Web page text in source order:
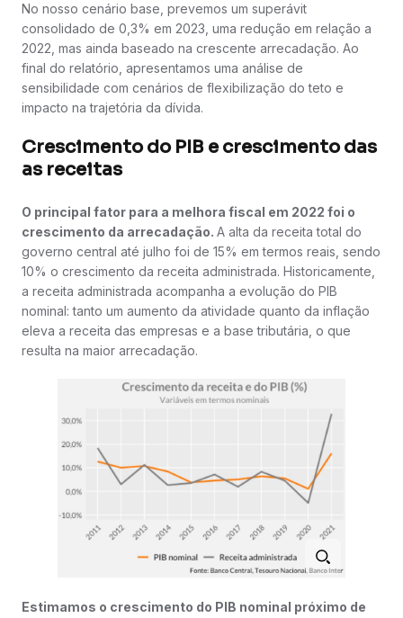
No nosso cenário base, prevemos um superávit
consolidado de 0,3% em 2023, uma redução em relação a
2022, mas ainda baseado na crescente arrecadação. Ao
final do relatório, apresentamos uma análise de
sensibilidade com cenários de flexibilização do teto e
impacto na trajetória da dívida.
Crescimento do PIB e crescimento das
as receitas
O principal fator para a melhora fiscal em 2022 foi o
crescimento da arrecadação. A alta da receita total do
governo central até julho foi de 15% em termos reais, sendo
10% o crescimento da receita administrada. Historicamente,
a receita administrada acompanha a evolução do PIB
nominal: tanto um aumento da atividade quanto da inflação
eleva a receita das empresas e a base tributária, o que
resulta na maior arrecadação.
Estimamos o crescimento do PIB nominal próximo de